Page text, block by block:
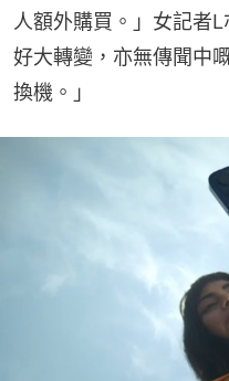
人額外購買。」女記者
好大轉變，亦無傳聞中
換機。」